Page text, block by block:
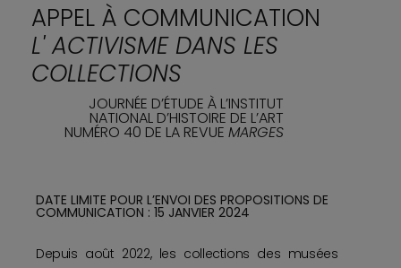
APPEL À COMMUNICATION
L' ACTIVISME DANS LES
COLLECTIONS
JOURNÉE D’ÉTUDE À L’INSTITUT
NATIONAL D’HISTOIRE DE L’ART
NUMÉRO 40 DE LA REVUEMARGES
DATE LIMITE POUR L’ENVOI DES PROPOSITIONS DE
COMMUNICATION : 15 JANVIER 2024
Depuis août 2022, les collections des musées